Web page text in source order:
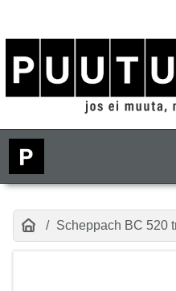
Scheppach BC 520